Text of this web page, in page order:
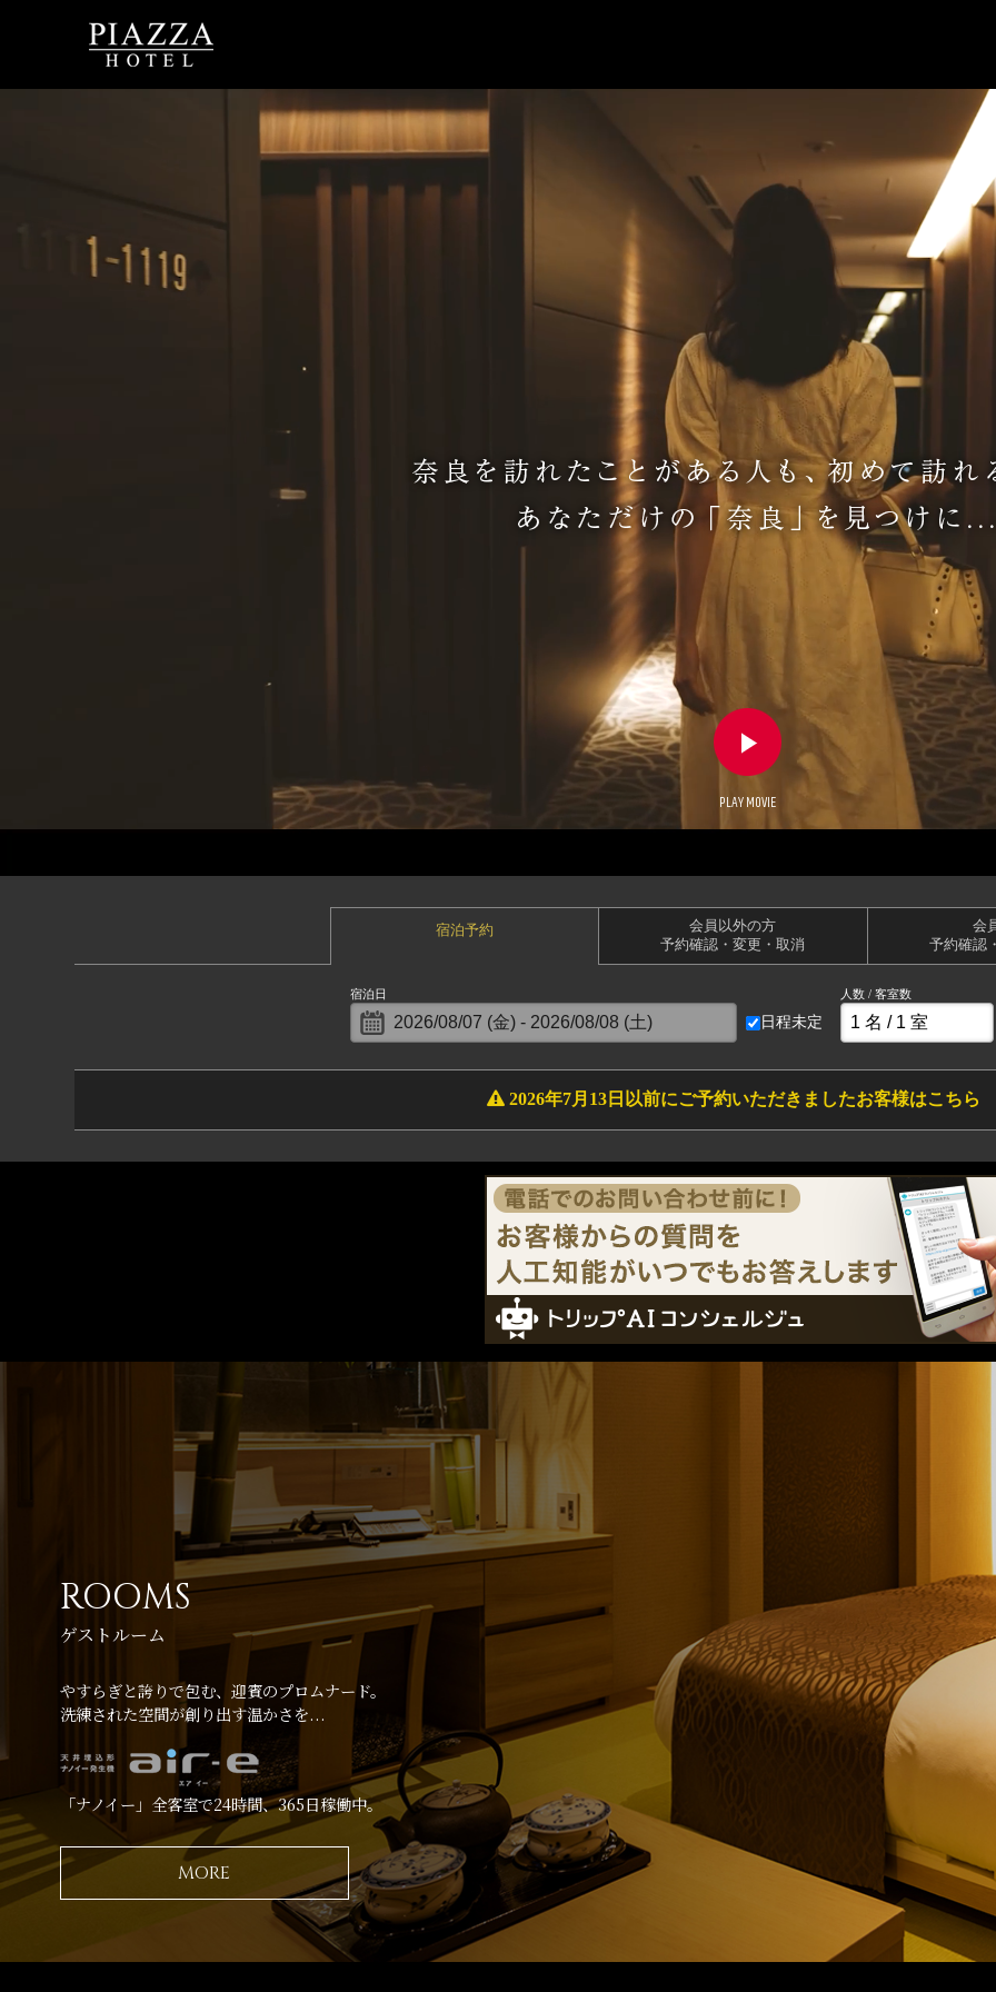
PLAY MOVIE
宿泊予約
会員以外の方
予約確認・変更・取消
会
予約確認
宿泊日
日程未定
人数 / 客室数
2026年7月13日以前にご予約いただきましたお客様はこちら
ROOMS
ゲストルーム
やすらぎと誇りで包む、迎賓のプロムナード。
洗練された空間が創り出す温かさを...
「ナノイー」全客室で24時間、365日稼働中。
MORE